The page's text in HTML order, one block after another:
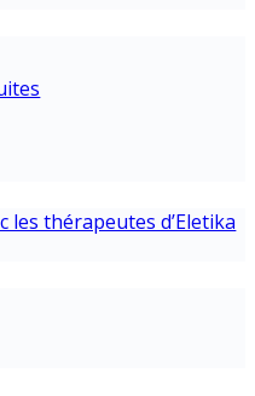
les thérapeutes d’Eletika